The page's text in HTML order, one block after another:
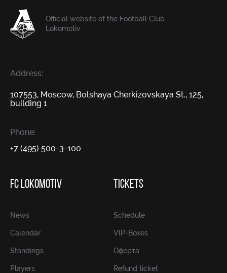
Official website of the Football Club
Lokomotiv
Address:
107553, Moscow, Bolshaya Cherkizovskaya St., 125,
building 1
Phone:
+7 (495) 500-3-100
FC LOKOMOTIV
News
Calendar
Standings
Players
TICKETS
Schedule
VIP-Boxes
Оферта
Refund ticket